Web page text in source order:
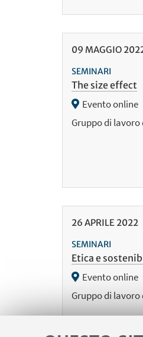
09 MAGGIO
SEMINARI
The size effect
Evento online
Gruppo di
26 APRILE 2022
SEMINARI
Etica e
Evento online
Gruppo di